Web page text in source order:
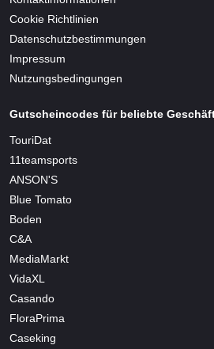
Cookie Richtlinien
Datenschutzbestimmungen
Impressum
Nutzungsbedingungen
Gutscheincodes für beliebte
TouriDat
11teamsports
ANSON'S
Blue Tomato
Boden
C&A
MediaMarkt
VidaXL
Casando
FloraPrima
Caseking